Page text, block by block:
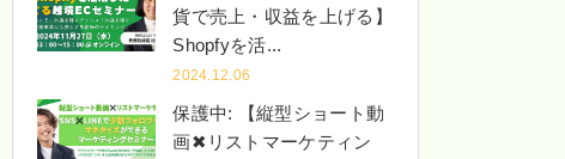
貨で売上・収益を上げる】
Shopfyを活...
2024.12.06
保護中: 【縦型ショート動
画✖︎リストマーケティン